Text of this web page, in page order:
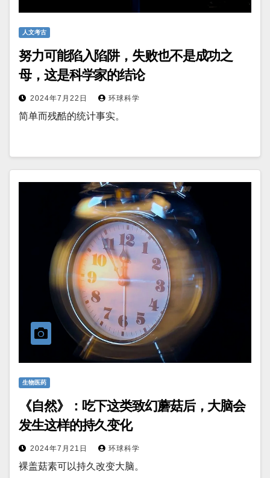
人文考古
努力可能陷入陷阱，失败也不是成功之
母，这是科学家的结论
2024年7月22日 环球科学
简单而残酷的统计事实。
生物医药
《自然》：吃下这类致幻蘑菇后，大脑会
发生这样的持久变化
2024年7月21日 环球科学
裸盖菇素可以持久改变大脑。